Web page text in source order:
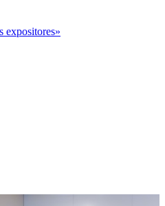
expositores»